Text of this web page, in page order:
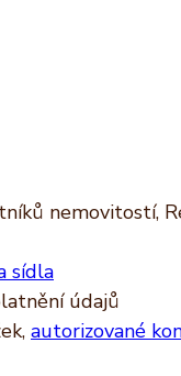
nemovitostí,
sídla
údajů
autorizované